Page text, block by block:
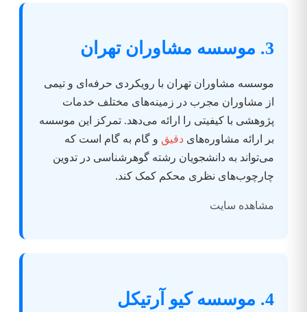
3. موسسه مشاوران تهران
موسسه مشاوران تهران با رویکردی حرفه‌ای و تیمی
از مشاوران مجرب در زمینه‌های مختلف خدمات
پژوهشی با کیفیتی را ارائه می‌دهد. تمرکز این موسسه
بر ارائه مشاوره‌های دقیق و گام به گام است که
می‌تواند به دانشجویان رشته گوهرشناسی در تدوین
چارچوب‌های نظری محکم کمک کند.
مشاهده سایت
4. موسسه کیو آرتیکل